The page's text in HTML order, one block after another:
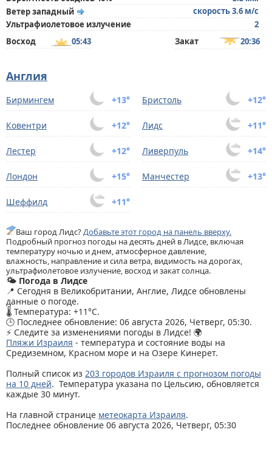
Ветер западный
скорость 3.6 м/с
Ультрафиолетовое излучение
2
Восход
05:43 Закат 20:36
Англия
+13°
Бирмингем +12°
Бристоль
+12°
Ковентри +11°
Лидс
+12°
Лестер +14°
Ливерпуль
+15°
Лондон +13°
Манчестер
+11°
Шеффилд
Ваш город Лидс?Добавьте этот город на панель вверху.
Подробный прогноз погоды на десять дней в Лидсе, включая
температуру ночью и днем, атмосферное давление,
влажность, направление и сила ветра, видимость на дорогах,
ультрафиолетовое излучение, восход и закат солнца.
🌤️ Погода в Лидсе
📍 Сегодня в Великобритании, Англие, Лидсе обновлены
данные о погоде.
🌡️ Температура: +11°C.
🕒 Последнее обновление: 06 августа 2026, Четверг, 05:30.
⚡ Следите за изменениями погоды в Лидсе! 🌍
Пляжи Израиля - температура и состояние воды на
Средиземном, Красном море и на Озере Кинерет.
Полный список из 203 городов Израиля с прогнозом погоды
на 10 дней. Температура указана по Цельсию, обновляется
каждые 30 минут.
На главной странице метеокарта Израиля.
Последнее обновление 06 августа 2026, Четверг, 05:30